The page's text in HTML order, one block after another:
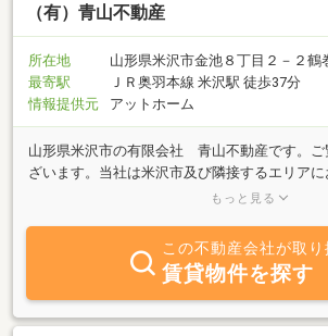
（有）青山不動産
所在地
山形県米沢市金池８丁目２－２鶴
最寄駅
ＪＲ奥羽本線 米沢駅 徒歩37分
情報提供元
アットホーム
山形県米沢市の有限会社 青山不動産です。ご
ざいます。当社は米沢市及び隣接するエリア
買・賃貸物件の仲介・管理を主な業務内容とす
ートさせていただきます。「売りたい」「買い
「貸したい」不動産に関するご質問はお気軽に
さい。最新の物件情報は当社ホームページにて
す。今後建築予定の物件や敷金・礼金なしの
越える情報を掲載しておりますので、是非ご
もっと見る
この不動産会社が取り
賃貸物件を探す